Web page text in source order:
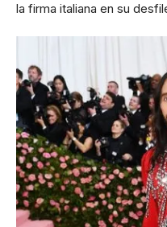
la firma italiana en su